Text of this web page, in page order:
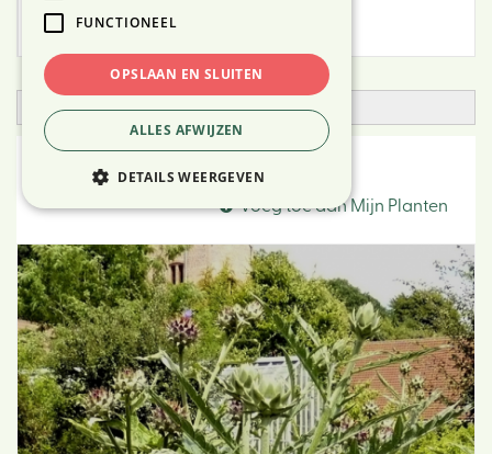
Open zoekfilter
Artisjok
Voeg toe aan Mijn Planten
FUNCTIONEEL
OPSLAAN EN SLUITEN
ALLES AFWIJZEN
DETAILS WEERGEVEN